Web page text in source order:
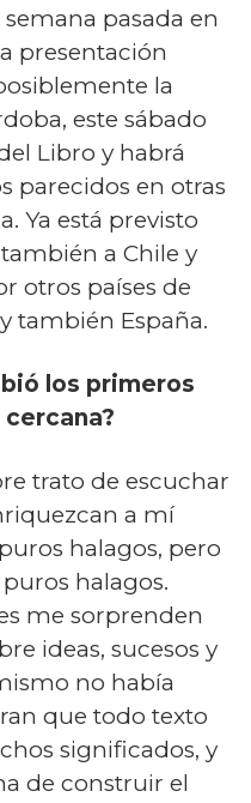
pasada en
presentación
la
este sábado
Libro y habrá
parecidos en otras
Ya está previsto
a Chile y
otros países de
también España.
los primeros
trato de escuchar
a mí
halagos, pero
halagos.
me sorprenden
ideas, sucesos y
no había
que todo texto
significados, y
de construir el